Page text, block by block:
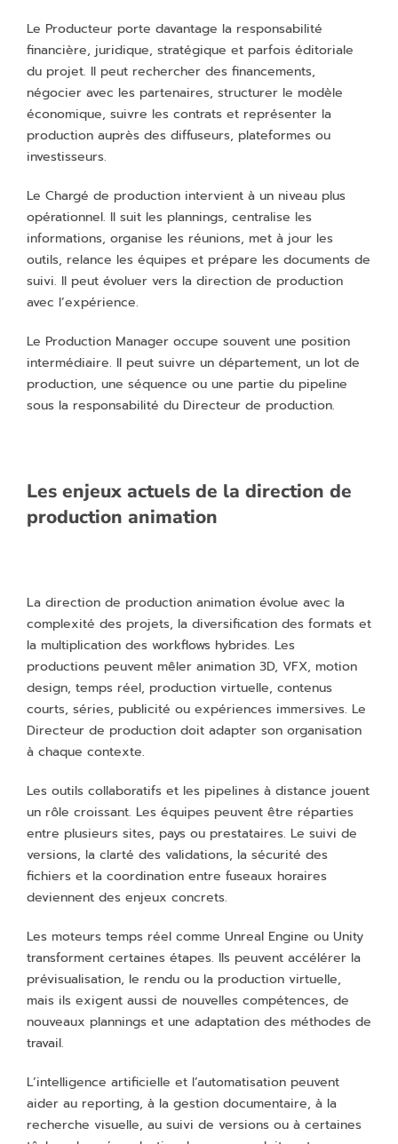
Le Producteur porte davantage la responsabilité
financière, juridique, stratégique et parfois éditoriale
du projet. Il peut rechercher des financements,
négocier avec les partenaires, structurer le modèle
économique, suivre les contrats et représenter la
production auprès des diffuseurs, plateformes ou
investisseurs.
Le Chargé de production intervient à un niveau plus
opérationnel. Il suit les plannings, centralise les
informations, organise les réunions, met à jour les
outils, relance les équipes et prépare les documents de
suivi. Il peut évoluer vers la direction de production
avec l’expérience.
Le Production Manager occupe souvent une position
intermédiaire. Il peut suivre un département, un lot de
production, une séquence ou une partie du pipeline
sous la responsabilité du Directeur de production.
Les enjeux actuels de la direction de
production animation
La direction de production animation évolue avec la
complexité des projets, la diversification des formats et
la multiplication des workflows hybrides. Les
productions peuvent mêler animation 3D, VFX, motion
design, temps réel, production virtuelle, contenus
courts, séries, publicité ou expériences immersives. Le
Directeur de production doit adapter son organisation
à chaque contexte.
Les outils collaboratifs et les pipelines à distance jouent
un rôle croissant. Les équipes peuvent être réparties
entre plusieurs sites, pays ou prestataires. Le suivi de
versions, la clarté des validations, la sécurité des
fichiers et la coordination entre fuseaux horaires
deviennent des enjeux concrets.
Les moteurs temps réel comme Unreal Engine ou Unity
transforment certaines étapes. Ils peuvent accélérer la
prévisualisation, le rendu ou la production virtuelle,
mais ils exigent aussi de nouvelles compétences, de
nouveaux plannings et une adaptation des méthodes de
travail.
L’intelligence artificielle et l’automatisation peuvent
aider au reporting, à la gestion documentaire, à la
recherche visuelle, au suivi de versions ou à certaines